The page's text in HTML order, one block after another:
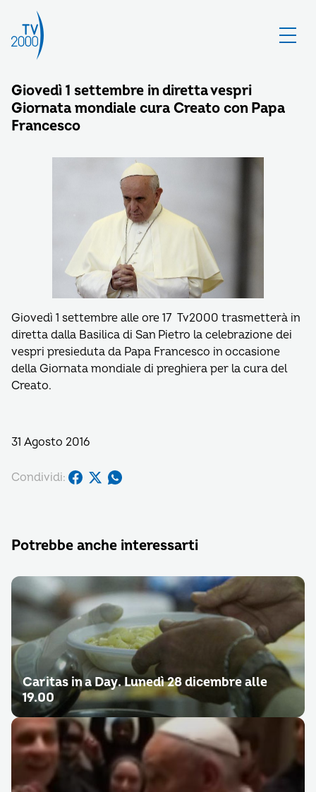
Giovedì 1 settembre in diretta vespri
Giornata mondiale cura Creato con Papa
Francesco
Giovedì 1 settembre alle ore 17 Tv2000 trasmetterà in
diretta dalla Basilica di San Pietro la celebrazione dei
vespri presieduta da Papa Francesco in occasione
della Giornata mondiale di preghiera per la cura del
Creato.
31 Agosto 2016
Condividi:
Potrebbe anche interessarti
Caritas in a Day. Lunedì 28 dicembre alle
19.00